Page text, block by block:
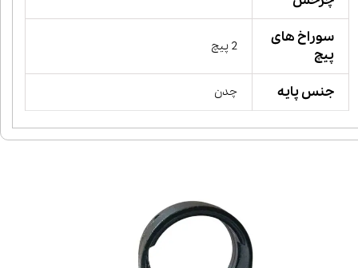
سوراخ های
پیچ
2 پیچ
جنس پایه چدن